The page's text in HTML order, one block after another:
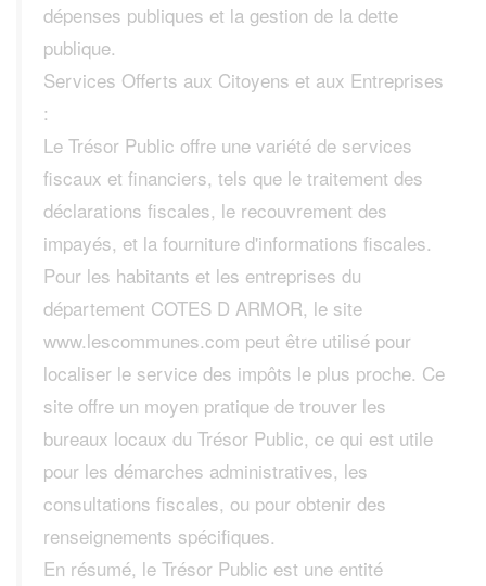
dépenses publiques et la gestion de la dette
publique.
Services Offerts aux Citoyens et aux Entreprises
:
Le Trésor Public offre une variété de services
fiscaux et financiers, tels que le traitement des
déclarations fiscales, le recouvrement des
impayés, et la fourniture d'informations fiscales.
Pour les habitants et les entreprises du
département COTES D ARMOR, le site
www.lescommunes.com peut être utilisé pour
localiser le service des impôts le plus proche. Ce
site offre un moyen pratique de trouver les
bureaux locaux du Trésor Public, ce qui est utile
pour les démarches administratives, les
consultations fiscales, ou pour obtenir des
renseignements spécifiques.
En résumé, le Trésor Public est une entité